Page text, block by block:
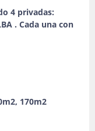
4 privadas:
. Cada una con
170m2